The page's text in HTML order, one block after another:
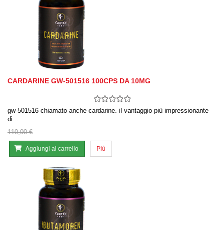
CARDARINE GW-501516 100CPS DA 10MG
gw-501516 chiamato anche cardarine. il vantaggio più impressionante
di…
110,00 €
Aggiungi al carrello Più